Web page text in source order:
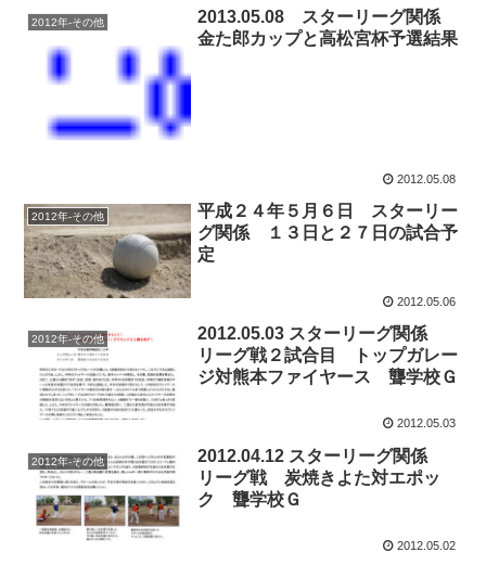
2012年-その他
2013.05.08 スターリーグ関係
金た郎カップと高松宮杯予選結果
2012.05.08
2012年-その他
平成２４年５月６日 スターリー
グ関係 １３日と２７日の試合予
定
2012.05.06
2012年-その他
2012.05.03 スターリーグ関係
リーグ戦２試合目 トップガレー
ジ対熊本ファイヤース 聾学校Ｇ
2012.05.03
2012年-その他
2012.04.12 スターリーグ関係
リーグ戦 炭焼きよた対エポッ
ク 聾学校Ｇ
2012.05.02